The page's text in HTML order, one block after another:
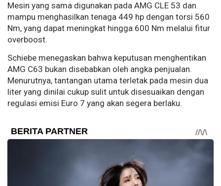
Mesin yang sama digunakan pada AMG CLE 53 dan
mampu menghasilkan tenaga 449 hp dengan torsi 560
Nm, yang dapat meningkat hingga 600 Nm melalui fitur
overboost.
Schiebe menegaskan bahwa keputusan menghentikan
AMG C63 bukan disebabkan oleh angka penjualan.
Menurutnya, tantangan utama terletak pada mesin dua
liter yang dinilai cukup sulit untuk disesuaikan dengan
regulasi emisi Euro 7 yang akan segera berlaku.